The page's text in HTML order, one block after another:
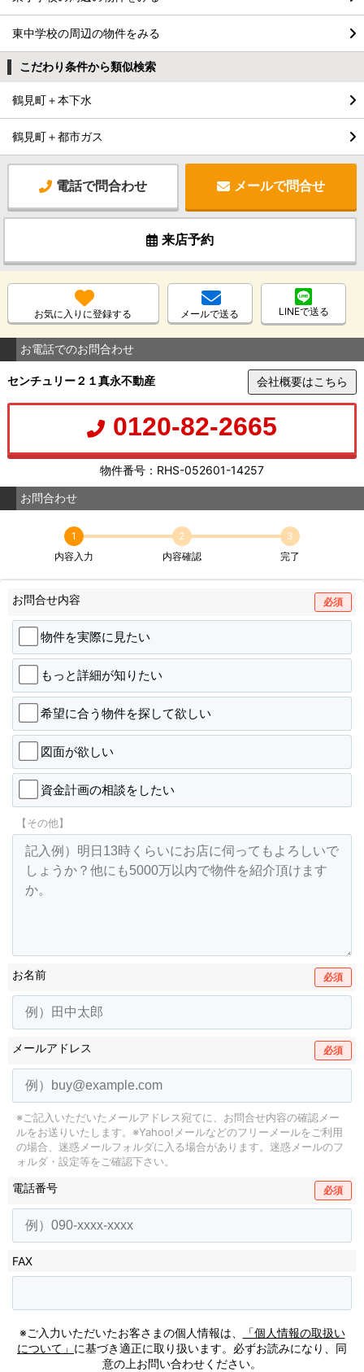
東中学校の周辺の物件をみる
こだわり条件から類似検索
鶴見町＋本下水
鶴見町＋都市ガス
電話で問合わせ メールで問合せ
来店予約
お気に入りに登録する メールで送る LINEで送る
お電話でのお問合わせ
センチュリー２１真永不動産 会社概要はこちら
0120-82-2665
物件番号：RHS-052601-14257
お問合わせ
1
内容入力
2
内容確認
3
完了
お問合せ内容 必須
物件を実際に見たい
もっと詳細が知りたい
希望に合う物件を探して欲しい
図面が欲しい
資金計画の相談をしたい
【その他】
お名前 必須
メールアドレス 必須
※ご記入いただいたメールアドレス宛てに、お問合せ内容の確認メー
ルをお送りいたします。 ※Yahoo!メールなどのフリーメールをご利用
の場合、迷惑メールフォルダに入る場合があります。 迷惑メールのフ
ォルダ・設定等をご確認下さい。
電話番号 必須
FAX
※ご入力いただいたお客さまの個人情報は、
「個人情報の取扱い
について」 に基づき適正に取り扱います。必ずお読みになり、同
意の上お問い合わせください。